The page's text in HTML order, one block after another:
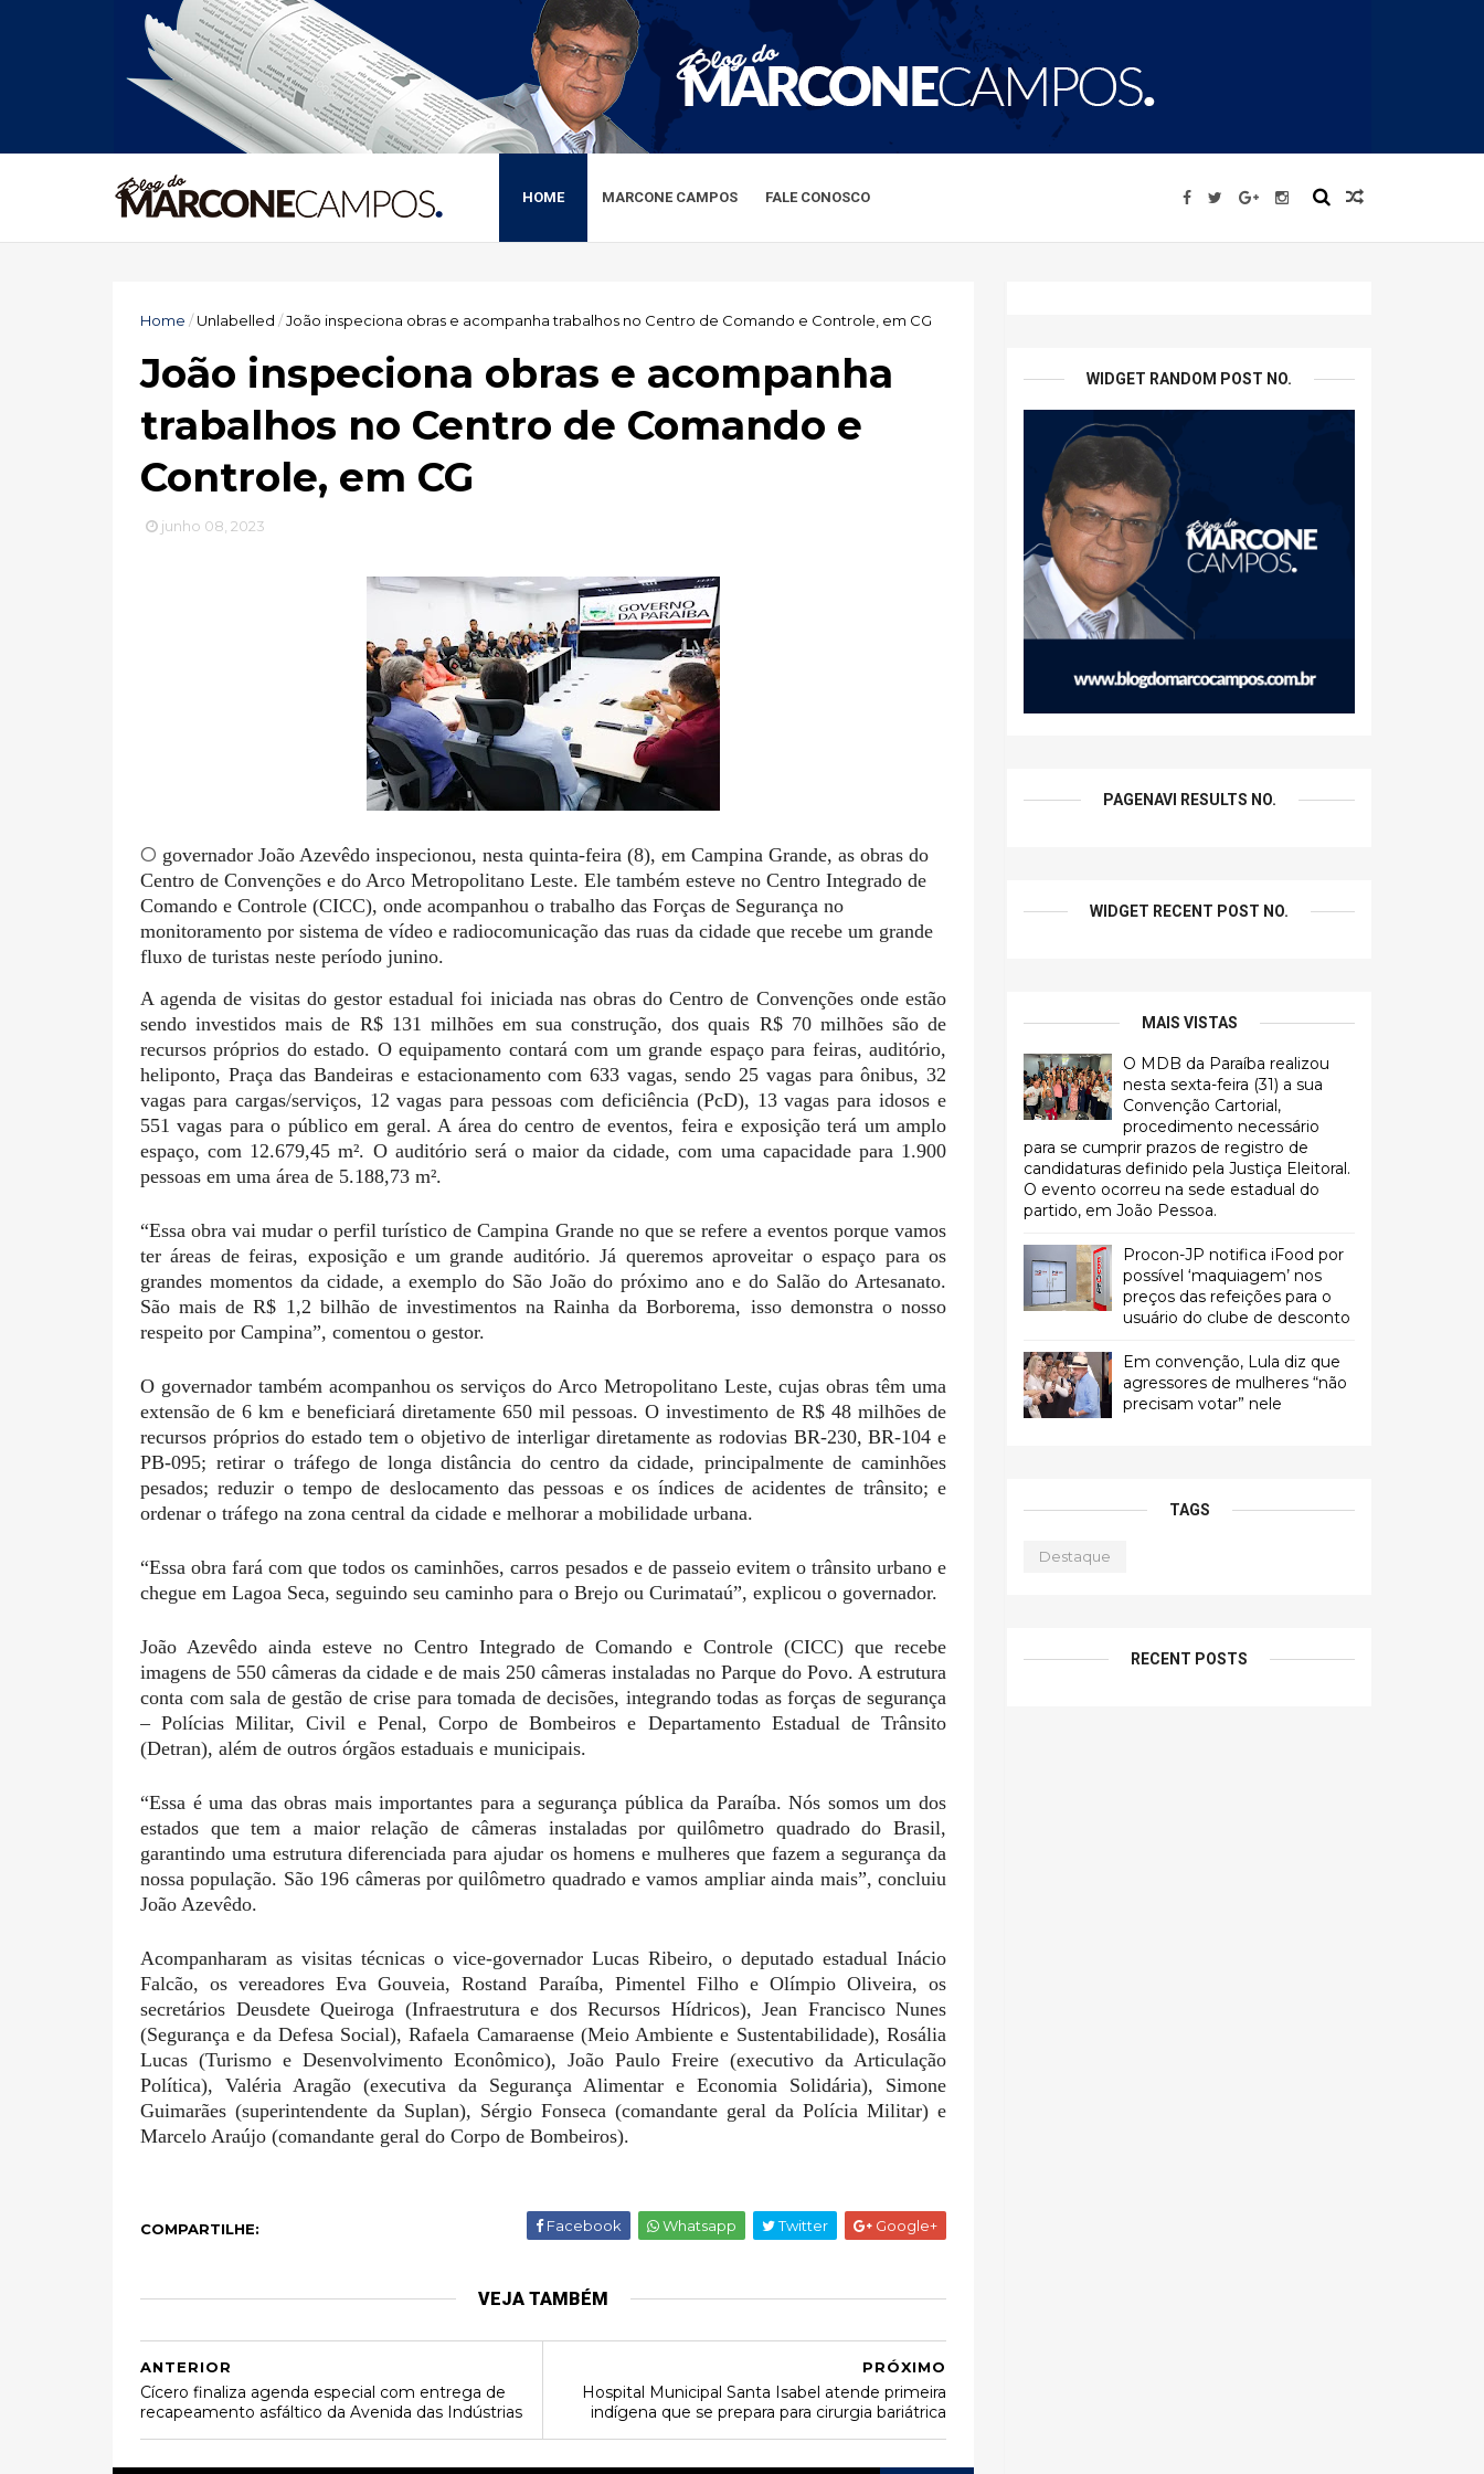
HOME MARCONE CAMPOS FALE CONOSCO
Home /Unlabelled /João inspeciona obras e acompanha trabalhos no Centro de Comando e Controle, em CG
João inspeciona obras e acompanha
trabalhos no Centro de Comando e
Controle, em CG
junho 08, 2023
O governador João Azevêdo inspecionou, nesta quinta-feira (8), em Campina Grande, as obras do
Centro de Convenções e do Arco Metropolitano Leste. Ele também esteve no Centro Integrado de
Comando e Controle (CICC), onde acompanhou o trabalho das Forças de Segurança no
monitoramento por sistema de vídeo e radiocomunicação das ruas da cidade que recebe um grande
fluxo de turistas neste período junino.
A agenda de visitas do gestor estadual foi iniciada nas obras do Centro de Convenções onde estão
sendo investidos mais de R$ 131 milhões em sua construção, dos quais R$ 70 milhões são de
recursos próprios do estado. O equipamento contará com um grande espaço para feiras, auditório,
heliponto, Praça das Bandeiras e estacionamento com 633 vagas, sendo 25 vagas para ônibus, 32
vagas para cargas/serviços, 12 vagas para pessoas com deficiência (PcD), 13 vagas para idosos e
551 vagas para o público em geral. A área do centro de eventos, feira e exposição terá um amplo
espaço, com 12.679,45 m². O auditório será o maior da cidade, com uma capacidade para 1.900
pessoas em uma área de 5.188,73 m².
“Essa obra vai mudar o perfil turístico de Campina Grande no que se refere a eventos porque vamos
ter áreas de feiras, exposição e um grande auditório. Já queremos aproveitar o espaço para os
grandes momentos da cidade, a exemplo do São João do próximo ano e do Salão do Artesanato.
São mais de R$ 1,2 bilhão de investimentos na Rainha da Borborema, isso demonstra o nosso
respeito por Campina”, comentou o gestor.
O governador também acompanhou os serviços do Arco Metropolitano Leste, cujas obras têm uma
extensão de 6 km e beneficiará diretamente 650 mil pessoas. O investimento de R$ 48 milhões de
recursos próprios do estado tem o objetivo de interligar diretamente as rodovias BR-230, BR-104 e
PB-095; retirar o tráfego de longa distância do centro da cidade, principalmente de caminhões
pesados; reduzir o tempo de deslocamento das pessoas e os índices de acidentes de trânsito; e
ordenar o tráfego na zona central da cidade e melhorar a mobilidade urbana.
“Essa obra fará com que todos os caminhões, carros pesados e de passeio evitem o trânsito urbano e
chegue em Lagoa Seca, seguindo seu caminho para o Brejo ou Curimataú”, explicou o governador.
João Azevêdo ainda esteve no Centro Integrado de Comando e Controle (CICC) que recebe
imagens de 550 câmeras da cidade e de mais 250 câmeras instaladas no Parque do Povo. A estrutura
conta com sala de gestão de crise para tomada de decisões, integrando todas as forças de segurança
– Polícias Militar, Civil e Penal, Corpo de Bombeiros e Departamento Estadual de Trânsito
(Detran), além de outros órgãos estaduais e municipais.
“Essa é uma das obras mais importantes para a segurança pública da Paraíba. Nós somos um dos
estados que tem a maior relação de câmeras instaladas por quilômetro quadrado do Brasil,
garantindo uma estrutura diferenciada para ajudar os homens e mulheres que fazem a segurança da
nossa população. São 196 câmeras por quilômetro quadrado e vamos ampliar ainda mais”, concluiu
João Azevêdo.
Acompanharam as visitas técnicas o vice-governador Lucas Ribeiro, o deputado estadual Inácio
Falcão, os vereadores Eva Gouveia, Rostand Paraíba, Pimentel Filho e Olímpio Oliveira, os
secretários Deusdete Queiroga (Infraestrutura e dos Recursos Hídricos), Jean Francisco Nunes
(Segurança e da Defesa Social), Rafaela Camaraense (Meio Ambiente e Sustentabilidade), Rosália
Lucas (Turismo e Desenvolvimento Econômico), João Paulo Freire (executivo da Articulação
Política), Valéria Aragão (executiva da Segurança Alimentar e Economia Solidária), Simone
Guimarães (superintendente da Suplan), Sérgio Fonseca (comandante geral da Polícia Militar) e
Marcelo Araújo (comandante geral do Corpo de Bombeiros).
COMPARTILHE: Facebook Whatsapp Twitter Google+
VEJA TAMBÉM
PRÓXIMO
Hospital Municipal Santa Isabel atende primeira
indígena que se prepara para cirurgia bariátrica
ANTERIOR
Cícero finaliza agenda especial com entrega de
recapeamento asfáltico da Avenida das Indústrias
WIDGET RANDOM POST NO.
PAGENAVI RESULTS NO.
WIDGET RECENT POST NO.
MAIS VISTAS
O MDB da Paraíba realizou
nesta sexta-feira (31) a sua
Convenção Cartorial,
procedimento necessário
para se cumprir prazos de registro de
candidaturas definido pela Justiça Eleitoral.
O evento ocorreu na sede estadual do
partido, em João Pessoa.
Procon-JP notifica iFood por
possível ‘maquiagem’ nos
preços das refeições para o
usuário do clube de desconto
Em convenção, Lula diz que
agressores de mulheres “não
precisam votar” nele
TAGS
Destaque
RECENT POSTS